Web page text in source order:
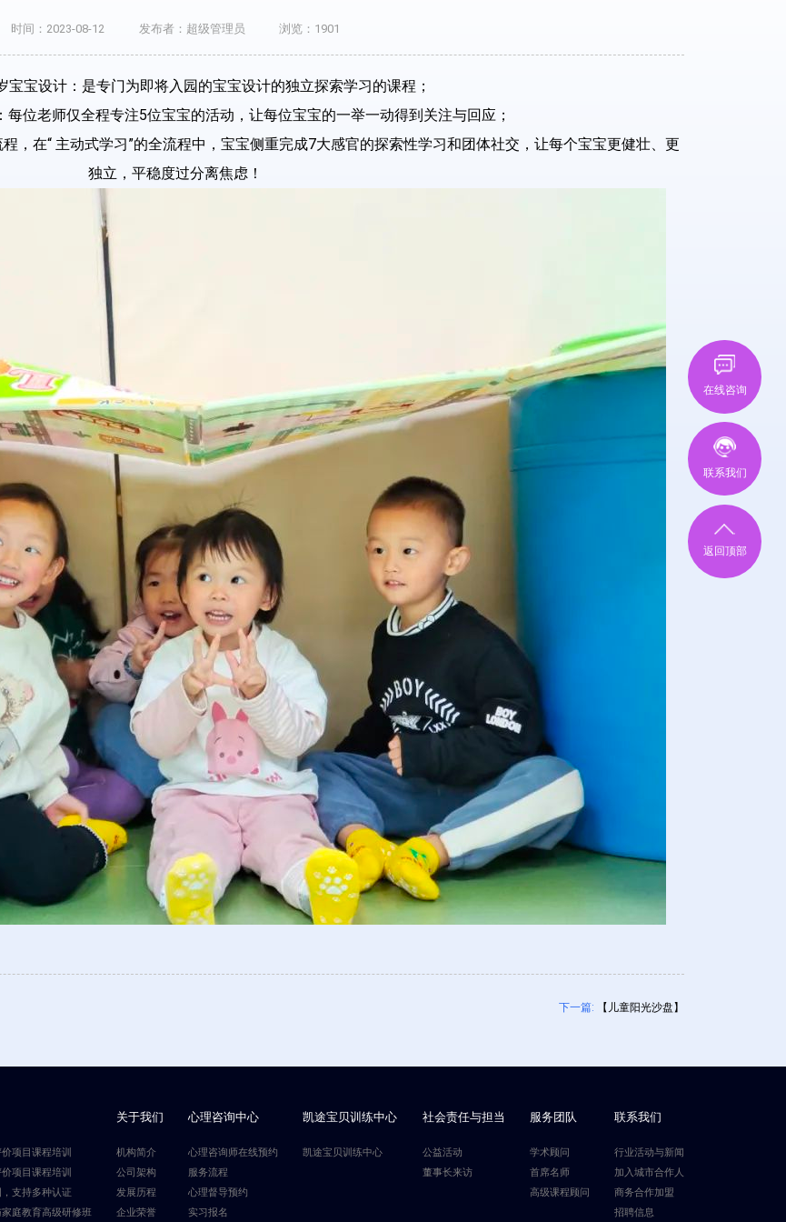
时间：2023-08-12 发布者：超级管理员 浏览：1901
宝宝设计：是专门为即将入园的宝宝设计的独立探索学习的课程；
位老师仅全程专注5位宝宝的活动，让每位宝宝的一举一动得到关注与回应；
，在“ 主动式学习”的全流程中，宝宝侧重完成7大感官的探索性学习和团体社交，让每个宝宝更健壮、更
独立，平稳度过分离焦虑！
下一篇: 【儿童阳光沙盘】
项目课程培训
项目课程培训
支持多种认证
庭教育高级研修班
关于我们
机构简介
公司架构
发展历程
企业荣誉
心理咨询中心
心理咨询师在线预约
服务流程
心理督导预约
实习报名
凯途宝贝训练中心
凯途宝贝训练中心
社会责任与担当
公益活动
董事长来访
服务团队
学术顾问
首席名师
高级课程顾问
联系我们
行业活动与新闻
加入城市合作人
商务合作加盟
招聘信息
在线咨询
联系我们
返回顶部